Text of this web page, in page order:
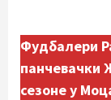
Фудбалери
панчевачки
сезоне у